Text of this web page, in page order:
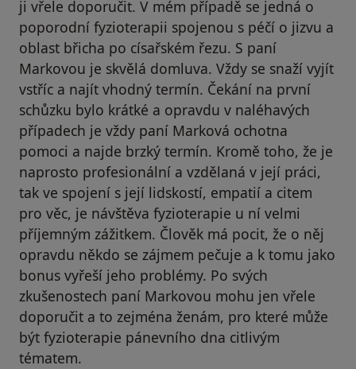
ji vřele doporučit. V mém případě se jedná o
poporodní fyzioterapii spojenou s péčí o jizvu a
oblast břicha po císařském řezu. S paní
Markovou je skvělá domluva. Vždy se snaží vyjít
vstříc a najít vhodný termín. Čekání na první
schůzku bylo krátké a opravdu v naléhavých
případech je vždy paní Marková ochotna
pomoci a najde brzký termín. Kromě toho, že je
naprosto profesionální a vzdělaná v její práci,
tak ve spojení s její lidskostí, empatií a citem
pro věc, je návštěva fyzioterapie u ní velmi
příjemným zážitkem. Člověk má pocit, že o něj
opravdu někdo se zájmem pečuje a k tomu jako
bonus vyřeší jeho problémy. Po svých
zkušenostech paní Markovou mohu jen vřele
doporučit a to zejména ženám, pro které může
být fyzioterapie pánevního dna citlivým
tématem.